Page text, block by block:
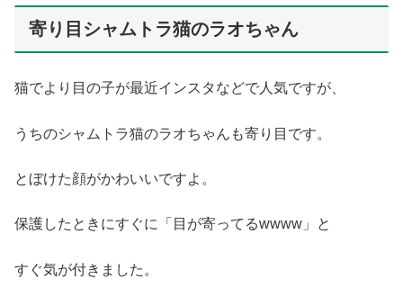
寄り目シャムトラ猫のラオちゃん
猫でより目の子が最近インスタなどで人気ですが、
うちのシャムトラ猫のラオちゃんも寄り目です。
とぼけた顔がかわいいですよ。
保護したときにすぐに「目が寄ってるwwww」と
すぐ気が付きました。